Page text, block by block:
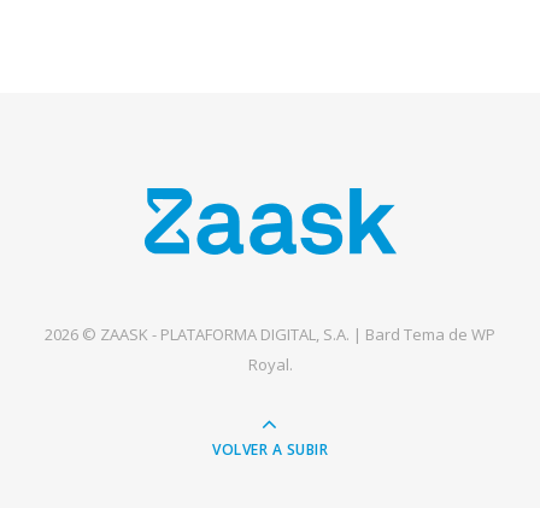
2026 © ZAASK - PLATAFORMA DIGITAL, S.A. | Bard Tema de WP
Royal.
VOLVER A SUBIR